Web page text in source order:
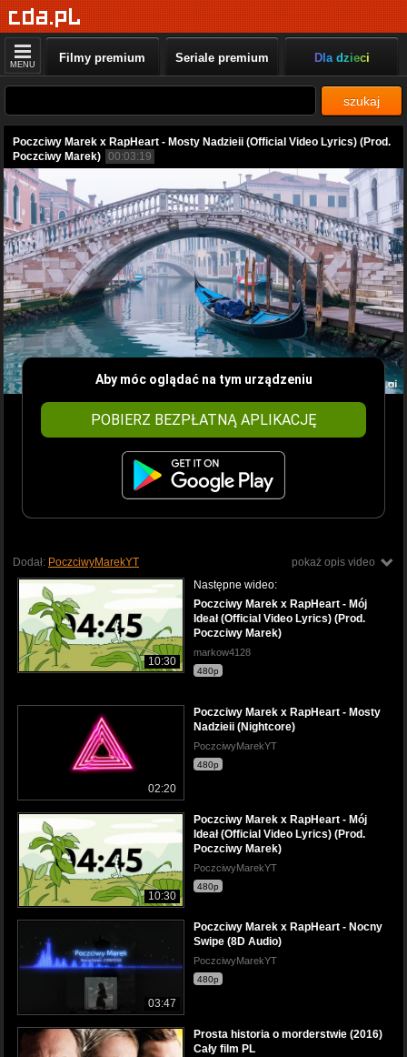
MENU Filmy premium Seriale premium Dla dzieci
szukaj
Poczciwy Marek x RapHeart - Mosty Nadzieii (Official Video Lyrics) (Prod.
Poczciwy Marek) 00:03:19
Aby móc oglądać na tym urządzeniu
POBIERZ BEZPŁATNĄ APLIKACJĘ
pokaż opis video
Dodał: PoczciwyMarekYT
10:30
Następne wideo:
Poczciwy Marek x RapHeart - Mój
Ideał (Official Video Lyrics) (Prod.
Poczciwy Marek)
markow4128
480p
02:20
Poczciwy Marek x RapHeart - Mosty
Nadzieii (Nightcore)
PoczciwyMarekYT
480p
10:30
Poczciwy Marek x RapHeart - Mój
Ideał (Official Video Lyrics) (Prod.
Poczciwy Marek)
PoczciwyMarekYT
480p
03:47
Poczciwy Marek x RapHeart - Nocny
Swipe (8D Audio)
PoczciwyMarekYT
480p
Prosta historia o morderstwie (2016)
Cały film PL